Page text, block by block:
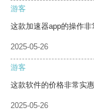
游客
这款加速器app的操作非
2025-05-26
游客
这款软件的价格非常实
2025-05-26